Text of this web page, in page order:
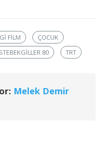
FILM
ÇOCUK
80 TRT
Melek Demir